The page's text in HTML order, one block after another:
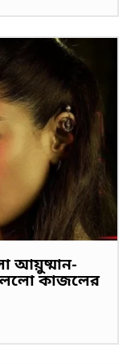
আয়ুষ্মান-
কাজলের